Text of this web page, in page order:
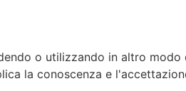
o utilizzando in altro
la conoscenza e